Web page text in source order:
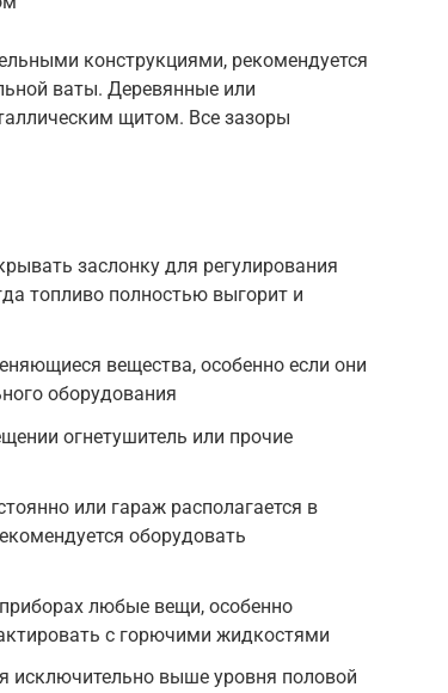
конструкциями, рекомендуется
ваты. Деревянные или
щитом. Все зазоры
заслонку для регулирования
топливо полностью выгорит и
вещества, особенно если они
оборудования
огнетушитель или прочие
или гараж располагается в
оборудовать
любые вещи, особенно
с горючими жидкостями
исключительно выше уровня половой